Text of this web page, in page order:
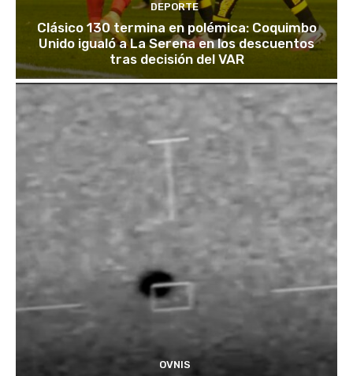
DEPORTE
Clásico 130 termina en polémica: Coquimbo
Unido igualó a La Serena en los descuentos
tras decisión del VAR
OVNIS